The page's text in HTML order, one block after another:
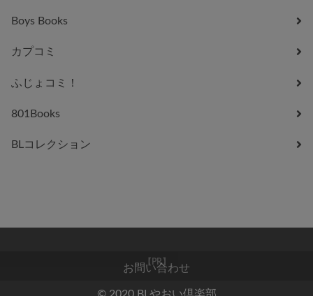
Boys Books
カプコミ
ふじょコミ！
801Books
BLコレクション
お問い合わせ
© 2020 BLやおい倶楽部